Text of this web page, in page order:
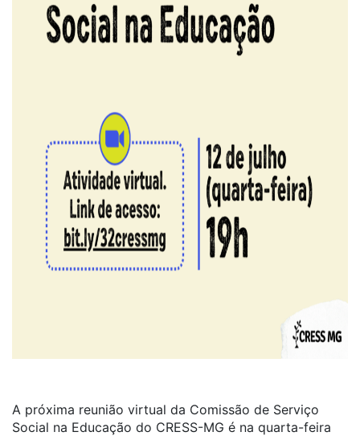
A próxima reunião virtual da Comissão de Serviço
Social na Educação do CRESS-MG é na quarta-feira